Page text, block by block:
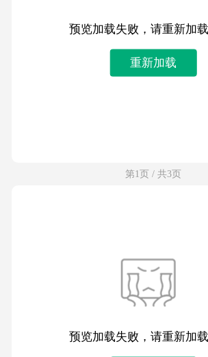
预览加载失败，请重新加
重新加载
第1页 / 共3页
预览加载失败，请重新加